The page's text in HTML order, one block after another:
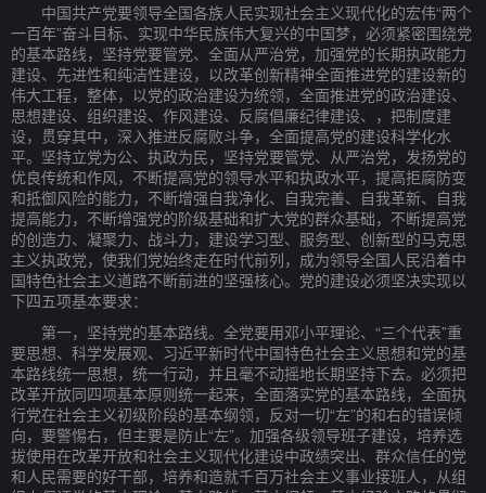
中国共产党要领导全国各族人民实现社会主义现代化的宏伟“两个
一百年”奋斗目标、实现中华民族伟大复兴的中国梦，必须紧密围绕党
的基本路线，坚持党要管党、全面从严治党，加强党的长期执政能力
建设、先进性和纯洁性建设，以改革创新精神全面推进党的建设新的
伟大工程，整体，以党的政治建设为统领，全面推进党的政治建设、
思想建设、组织建设、作风建设、反腐倡廉纪律建设、，把制度建
设，贯穿其中，深入推进反腐败斗争，全面提高党的建设科学化水
平。坚持立党为公、执政为民，坚持党要管党、从严治党，发扬党的
优良传统和作风，不断提高党的领导水平和执政水平，提高拒腐防变
和抵御风险的能力，不断增强自我净化、自我完善、自我革新、自我
提高能力，不断增强党的阶级基础和扩大党的群众基础，不断提高党
的创造力、凝聚力、战斗力，建设学习型、服务型、创新型的马克思
主义执政党，使我们党始终走在时代前列，成为领导全国人民沿着中
国特色社会主义道路不断前进的坚强核心。党的建设必须坚决实现以
下四五项基本要求：
第一，坚持党的基本路线。全党要用邓小平理论、“三个代表”重
要思想、科学发展观、习近平新时代中国特色社会主义思想和党的基
本路线统一思想，统一行动，并且毫不动摇地长期坚持下去。必须把
改革开放同四项基本原则统一起来，全面落实党的基本路线，全面执
行党在社会主义初级阶段的基本纲领，反对一切“左”的和右的错误倾
向，要警惕右，但主要是防止“左”。加强各级领导班子建设，培养选
拔使用在改革开放和社会主义现代化建设中政绩突出、群众信任的党
和人民需要的好干部，培养和造就千百万社会主义事业接班人，从组